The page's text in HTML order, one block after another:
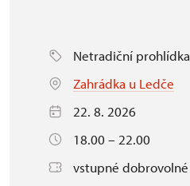
Netradiční prohlídka
Zahrádka u Ledče
22. 8. 2026
18.00 – 22.00
vstupné dobrovolné